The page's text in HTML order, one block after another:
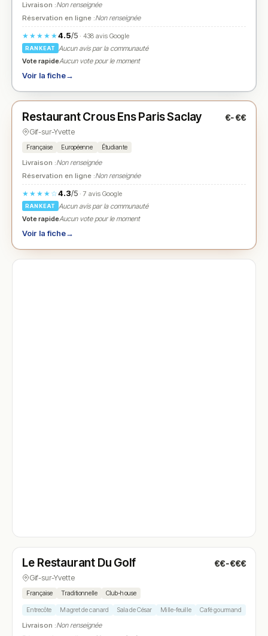
Livraison :Non renseignée
Réservation en ligne :Non renseignée
★★★★★4.5/5· 438 avis Google
RANKEAT
Aucun avis par la communauté
Vote rapideAucun vote pour le moment
Voir la fiche→
★ N° 3
Restaurant Crous Ens Paris Saclay €-€€
Gif-sur-Yvette
Française Européenne Étudiante
Livraison :Non renseignée
Réservation en ligne :Non renseignée
★★★★☆4.3/5· 7 avis Google
RANKEAT
Aucun avis par la communauté
Vote rapideAucun vote pour le moment
Voir la fiche→
N° 4
Le Restaurant Du Golf €€-€€€
Gif-sur-Yvette
Française Traditionnelle Club-house
Entrecôte Magret de canard Salade César Mille-feuille Café gourmand
Livraison :Non renseignée